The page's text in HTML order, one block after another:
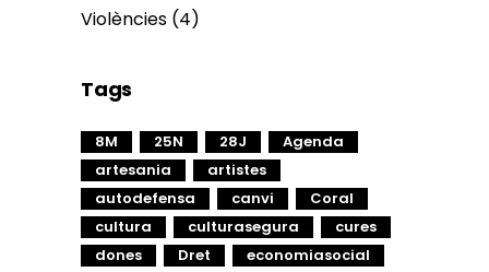
Violències (4)
Tags
8M 25N 28J
Agenda
artesania
artistes
autodefensa
canvi
Coral
cultura
culturasegura
cures
dones
Dret
economiasocial